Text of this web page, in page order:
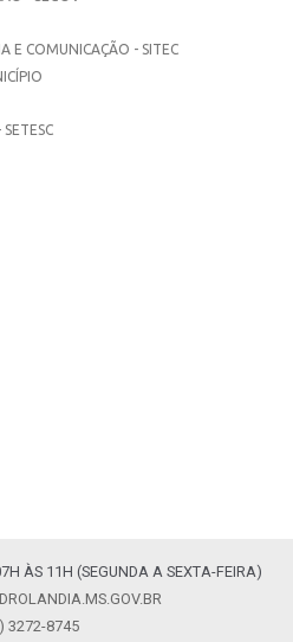
E COMUNICAÇÃO - SITEC
ÀS 11H (SEGUNDA A SEXTA-FEIRA)
3272-8745